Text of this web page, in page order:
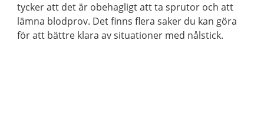
tycker att det är obehagligt att ta sprutor och att
lämna blodprov. Det finns flera saker du kan göra
för att bättre klara av situationer med nålstick.